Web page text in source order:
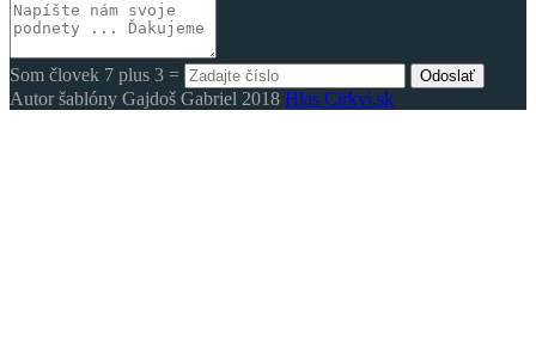
Som človek 7 plus 3 = Odoslať
Autor šablóny Gajdoš Gabriel 2018 Hlas Cirkvi.sk